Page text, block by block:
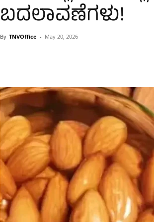
ಬದಲಾವಣೆಗಳು!
By TNVOffice - May 20, 2026